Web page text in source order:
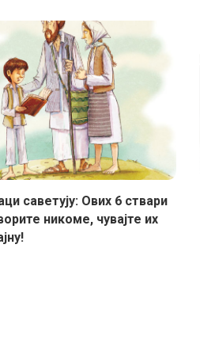
саветују: Ових 6 ствари
никоме, чувајте их